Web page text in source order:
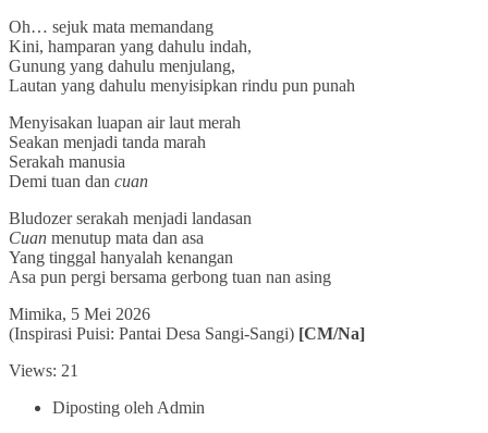
Oh… sejuk mata memandang
Kini, hamparan yang dahulu indah,
Gunung yang dahulu menjulang,
Lautan yang dahulu menyisipkan rindu pun punah
Menyisakan luapan air laut merah
Seakan menjadi tanda marah
Serakah manusia
Demi tuan dan cuan
Bludozer serakah menjadi landasan
Cuan menutup mata dan asa
Yang tinggal hanyalah kenangan
Asa pun pergi bersama gerbong tuan nan asing
Mimika, 5 Mei 2026
(Inspirasi Puisi: Pantai Desa Sangi-Sangi) [CM/Na]
Views: 21
Diposting oleh Admin